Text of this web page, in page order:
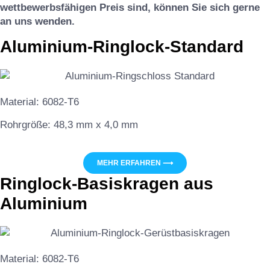
wettbewerbsfähigen Preis sind, können Sie sich gerne
an uns wenden.
Aluminium-Ringlock-Standard
Material: 6082-T6
Rohrgröße: 48,3 mm x 4,0 mm
MEHR ERFAHREN ⟶
Ringlock-Basiskragen aus
Aluminium
Material: 6082-T6